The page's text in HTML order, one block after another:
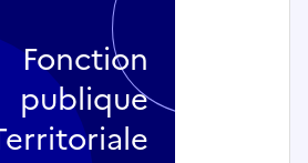
Fonction
publique